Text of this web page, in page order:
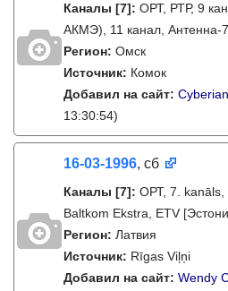
Каналы [7]: ОРТ, РТР, 9
АКМЭ), 11 канал, Антенна-
Регион: Омск
Источник: Комок
Добавил на сайт:
13:30:54)
16-03-1996, сб
Каналы [7]: ОРТ, 7. kanāls,
Baltkom Ekstra, ETV
Регион: Латвия
Источник: Rīgas Viļņi
Добавил на сайт: Wendy